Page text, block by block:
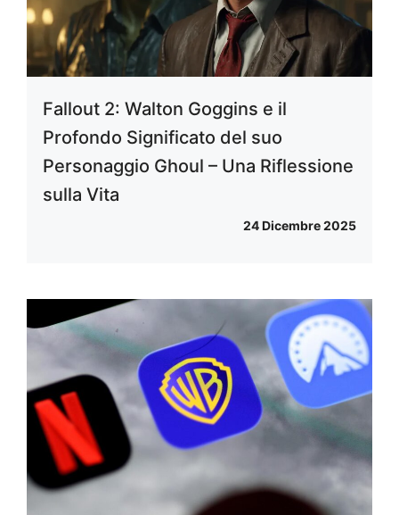
Fallout 2: Walton Goggins e il
Profondo Significato del suo
Personaggio Ghoul – Una Riflessione
sulla Vita
24 Dicembre 2025